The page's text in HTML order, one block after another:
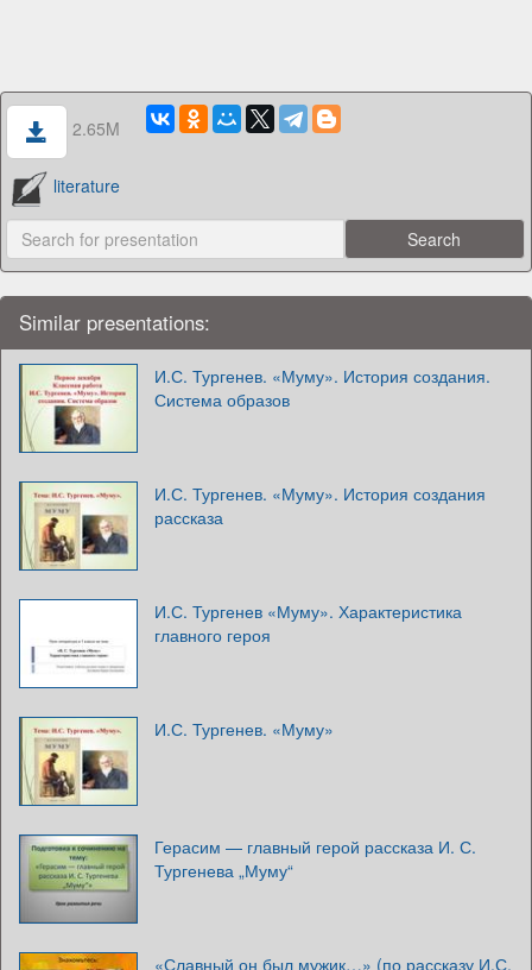
2.65M
literature
Similar presentations:
И.С. Тургенев. «Муму». История создания.
Система образов
И.С. Тургенев. «Муму». История создания
рассказа
И.С. Тургенев «Муму». Характеристика
главного героя
И.С. Тургенев. «Муму»
Герасим — главный герой рассказа И. С.
Тургенева „Муму“
«Славный он был мужик…» (по рассказу И.С.